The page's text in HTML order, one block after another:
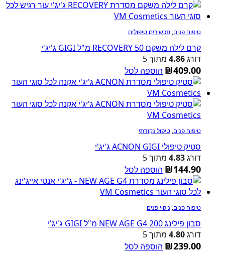
טיפוח פנים, תכשירים טיפולים
קרם לילה משקם RECOVERY 50 מ"ל GIGI ג'יג'י
דורג4.86 מתוך 5
₪409.00 הוספה לסל
טיפוח פנים, טיפול נקודתי
סטיק טיפולי ACNON GIGI ג'יג'י
דורג4.83 מתוך 5
₪144.90 הוספה לסל
טיפוח פנים, ניקוי פנים
סבון פילינג NEW AGE G4 200 מ"ל GIGI ג'יג'י
דורג4.80 מתוך 5
₪239.00
הוספה לסל